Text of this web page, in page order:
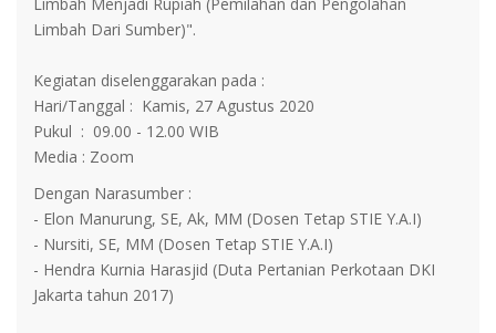
Limbah Dari Sumber)".
Kegiatan diselenggarakan pada :
Hari/Tanggal : Kamis, 27 Agustus 2020
Pukul : 09.00 - 12.00 WIB
Media : Zoom
Dengan Narasumber :
- Elon Manurung, SE, Ak, MM (Dosen Tetap STIE Y.A.I)
- Nursiti, SE, MM (Dosen Tetap STIE Y.A.I)
- Hendra Kurnia Harasjid (Duta Pertanian Perkotaan DKI
Jakarta tahun 2017)